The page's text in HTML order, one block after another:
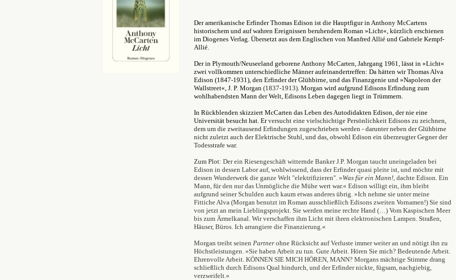
Der amerikanische Erfinder Thomas Edison ist die Hauptfigur in Anthony McCartens
historischem und auf wahren Ereignissen beruhendem Roman »Licht«, kürzlich erschienen
im Diogenes Verlag. Übersetzt aus dem Englischen von Manfred Allié und Gabriele Kempf-
Allié.
Der in Plymouth/Neuseeland geborene Anthony McCarten, Jahrgang 1961, lässt in »Licht«
zwei vollkommen unterschiedliche Männer aufeinandertreffen: Da hätten wir Thomas Alva
Edison (1847-1931), den Erfinder der Glühbirne, und das Finanzgenie und »Napoleon der
Wallstreet«, J. P. Morgan (1837-1913). Morgan wird aufgrund Edisons Erfindung zum
wohlhabendsten Mann der Welt, Edisons Leben dagegen liegt in Trümmern.
In Rückblenden skizziert McCarten das Leben des Autodidakten Edison, der nie eine
Universität besucht hat. Erversucht eine vielschichtige Persönlichkeit Edisons zu zeichnen,
dem um die zweitausend Erfindungen zugeschrieben werden - darunter neben der Glühbirne
nicht zuletzt auch der Elektrische Stuhl, und das, obwohl Edison ein überzeugter Gegner der
Todesstrafe war.
Zum Plot: Der ein Riesengeschäft witternde Banker J.P. Morgan taucht uneingeladen bei
Edison in dessen Labor auf, wohlwissend, dass der Erfinder quasi pleite ist, und möchte mit
dessen Wunderwerk die ganze Welt "elektrifizieren". »Was für ein Mann!, dachte Edison. Ein
Mann, für den nur das Unmögliche die Mühe wert war.« Edison willigt ein, ihm bleibt
aufgrund seiner Schulden auch kaum etwas anderes übrig. »Ich nehme sie unter meine
Fittiche Alva (Morgan benutzt im Roman ausschließlich Edisons zweiten Vornamen!) Sie sind
von jetzt an mein Lieblingsprojekt. Sie werden meine rechte Hand (…) Vom Kaspischen Meer
bis zum Ärmelkanal. Wir verschaffen ihm Licht mit ihren elektronischen Lampen. Straßen,
Häuser, Büros. Ich arrangiere die Finanzierung.«
Morgan treibt seinen Partner ohne Rücksicht auf Verluste immer weiter an und nötigt ihn zu
Höchstleistungen. »Sie haben Arbeit zu tun. Gute Arbeit. Hören Sie mich? Bedeutende Arbeit.
Ehrenvolle Arbeit. KÖNNEN SIE MICH HÖREN, MANN? Morgans mächtige Stimme drang
schließlich durch Edisons Qual hindurch, und der Erfinder nickte, fügsam, nachgiebig,
verzweifelt.«